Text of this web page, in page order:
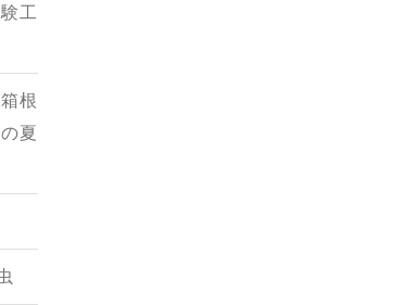
工
根
夏